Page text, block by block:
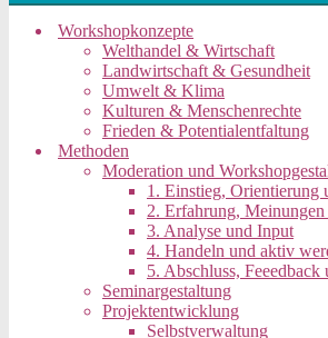
Workshopkonzepte
Welthandel & Wirtschaft
Landwirtschaft & Gesundheit
Umwelt & Klima
Kulturen & Menschenrechte
Frieden & Potentialentfaltung
Methoden
Moderation und
1. Einstieg, Orientierung
2. Erfahrung,
3. Analyse und Input
4. Handeln und aktiv
5. Abschluss, Feeedback
Seminargestaltung
Projektentwicklung
Selbstverwaltung